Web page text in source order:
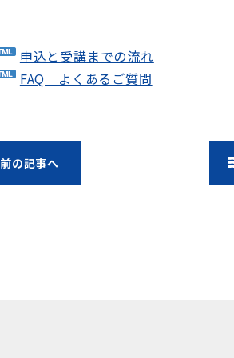
申込と受講までの流れ
FAQ よくあるご質問
前の記事へ